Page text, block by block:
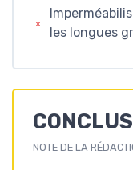
les longues
NOTE DE LA